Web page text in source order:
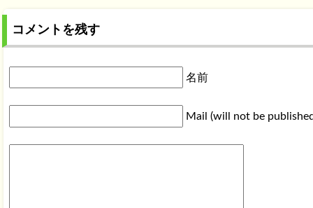
コメントを残す
名前
Mail (will not be